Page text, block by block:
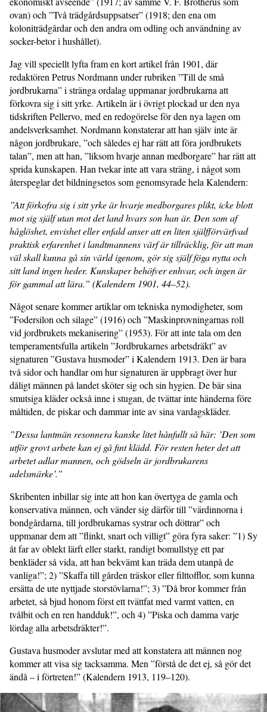
ovan) och ”Två trädgårdsuppsatser” (1918; den ena om
koloniträdgårdar och den andra om odling och användning av
socker-betor i hushållet).
Jag vill speciellt lyfta fram en kort artikel från 1901, där
redaktören Petrus Nordmann under rubriken ”Till de små
jordbrukarna” i stränga ordalag uppmanar jordbrukarna att
förkovra sig i sitt yrke. Artikeln är i övrigt plockad ur den nya
tidskriften Pellervo, med en redogörelse för den nya lagen om
andelsverksamhet. Nordmann konstaterar att han själv inte är
någon jordbrukare, ”och således ej har rätt att föra jordbrukets
talan”, men att han, ”liksom hvarje annan medborgare” har rätt att
sprida kunskapen. Han tvekar inte att vara sträng, i något som
återspeglar det bildningsetos som genomsyrade hela Kalendern:
”Att förkofra sig i sitt yrke är hvarje medborgares plikt, icke blott
mot sig själf utan mot det land hvars son han är. Den som af
håglöshet, envishet eller enfald anser att en liten själfförvärfvad
praktisk erfarenhet i landtmannens värf är tillräcklig, för att man
väl skall kunna gå sin värld igenom, gör sig själf föga nytta och
sitt land ingen heder. Kunskaper behöfver enhvar, och ingen är
för gammal att lära.” (Kalendern 1901, 44–52).
Något senare kommer artiklar om tekniska nymodigheter, som
”Fodersilon och silage” (1916) och ”Maskinprovningarnas roll
vid jordbrukets mekanisering” (1953). För att inte tala om den
temperamentsfulla artikeln ”Jordbrukarnes arbetsdräkt” av
signaturen ”Gustava husmoder” i Kalendern 1913. Den är bara
två sidor och handlar om hur signaturen är uppbragt över hur
dåligt männen på landet sköter sig och sin hygien. De bär sina
smutsiga kläder också inne i stugan, de tvättar inte händerna före
måltiden, de piskar och dammar inte av sina vardagskläder.
”Dessa lantmän resonnera kanske litet hånfullt så här: ’Den som
utför grovt arbete kan ej gå fint klädd. För resten heter det att
arbetet adlar mannen, och gödseln är jordbrukarens
adelsmärke’.”
Skribenten inbillar sig inte att hon kan övertyga de gamla och
konservativa männen, och vänder sig därför till ”värdinnorna i
bondgårdarna, till jordbrukarnas systrar och döttrar” och
uppmanar dem att ”flinkt, snart och villigt” göra fyra saker: ”1) Sy
åt far av oblekt lärft eller starkt, randigt bomullstyg ett par
benkläder så vida, att han bekvämt kan träda dem utanpå de
vanliga!”; 2) ”Skaffa till gården träskor eller filttofflor, som kunna
ersätta de ute nyttjade storstövlarna!”; 3) ”Då bror kommer från
arbetet, så bjud honom först ett tvättfat med varmt vatten, en
tvålbit och en ren handduk!”, och 4) ”Piska och damma varje
lördag alla arbetsdräkter!”.
Gustava husmoder avslutar med att konstatera att männen nog
kommer att visa sig tacksamma. Men ”förstå de det ej, så gör det
ändå – i förtreten!” (Kalendern 1913, 119–120).